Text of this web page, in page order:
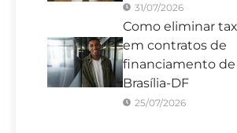
31/07/2026
Como eliminar
em contratos de
financiamento de
Brasília-DF
25/07/2026